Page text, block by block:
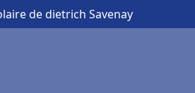
de dietrich Savenay